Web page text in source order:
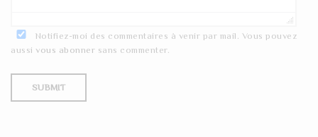
Notifiez-moi des commentaires à venir par mail. Vous pouvez
aussi vous abonner sans commenter.